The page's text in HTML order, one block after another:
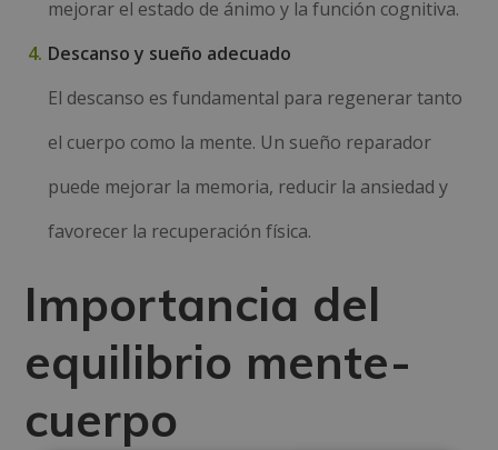
mejorar el estado de ánimo y la función cognitiva.
Descanso y sueño adecuado
El descanso es fundamental para regenerar tanto
el cuerpo como la mente. Un sueño reparador
puede mejorar la memoria, reducir la ansiedad y
favorecer la recuperación física.
Importancia del
equilibrio mente-
cuerpo